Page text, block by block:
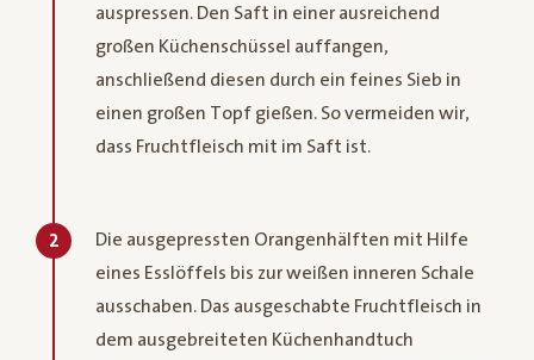
auspressen. Den Saft in einer ausreichend
großen Küchenschüssel auffangen,
anschließend diesen durch ein feines Sieb in
einen großen Topf gießen. So vermeiden wir,
dass Fruchtfleisch mit im Saft ist.
2
Die ausgepressten Orangenhälften mit Hilfe
eines Esslöffels bis zur weißen inneren Schale
ausschaben. Das ausgeschabte Fruchtfleisch in
dem ausgebreiteten Küchenhandtuch